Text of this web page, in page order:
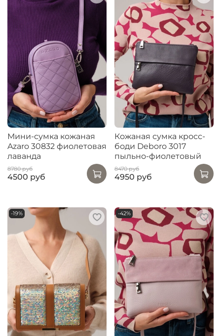
Мини-сумка кожаная
Azaro 30832 фиолетовая
лаванда
8780 руб
4500 руб
Кожаная сумка кросс-
боди Deboro 3017
пыльно-фиолетовый
8470 руб
4950 руб
-19% -42%